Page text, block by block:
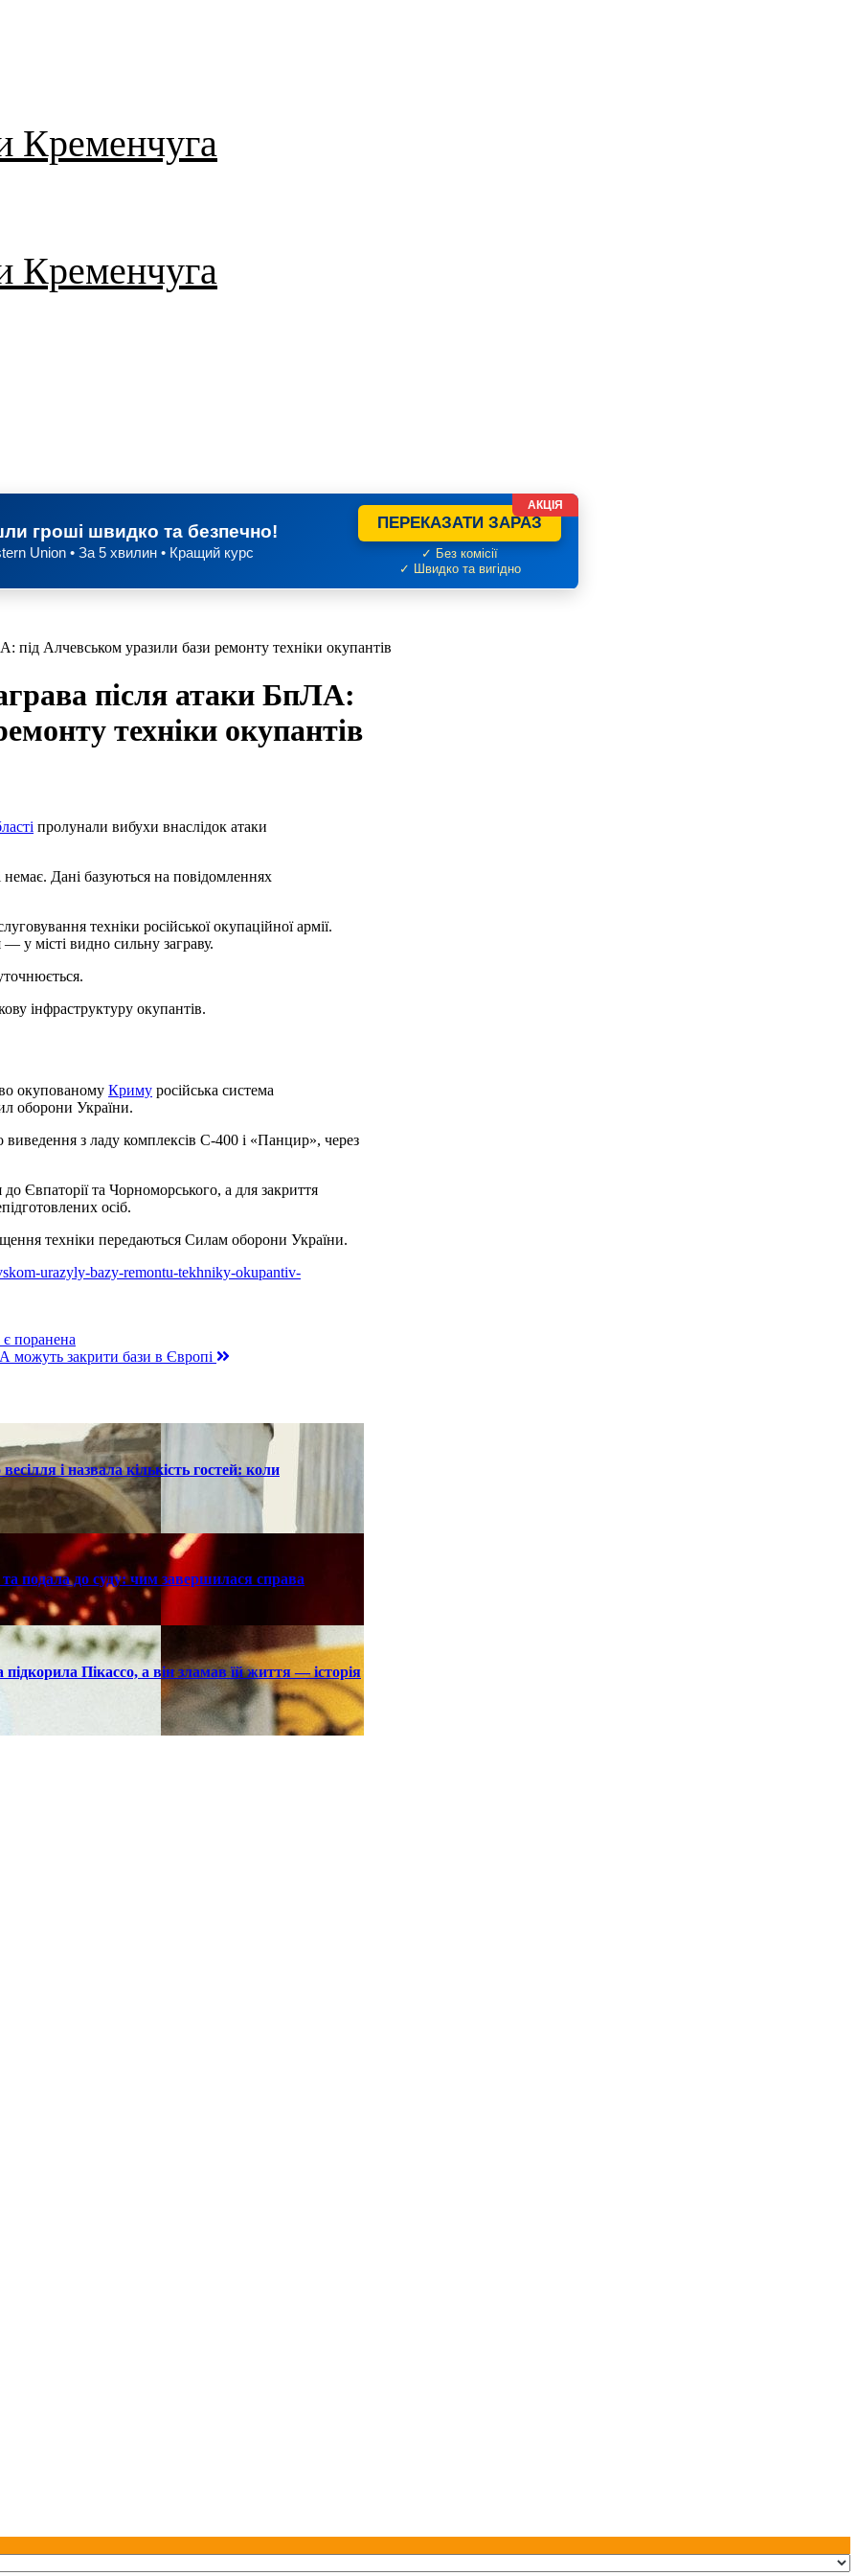
Кременчуга
Кременчуга
гроші швидко та безпечно!
Union • За 5 хвилин • Кращий курс
ПЕРЕКАЗАТИ ЗАРАЗ
✓ Без комісії
✓ Швидко та вигідно
АКЦІЯ
під Алчевськом уразили бази ремонту техніки окупантів
після атаки БпЛА:
техніки окупантів
пролунали вибухи внаслідок атаки
немає. Дані базуються на повідомленнях
техніки російської окупаційної армії.
у місті видно сильну заграву.
інфраструктуру окупантів.
окупованому Криму російська система
оборони України.
з ладу комплексів С-400 і «Панцир», через
Євпаторії та Чорноморського, а для закриття
осіб.
техніки передаються Силам оборони України.
urazyly-bazy-remontu-tekhniky-okupantiv-
поранена
закрити бази в Європі
і назвала кількість гостей: коли
подала до суду: чим завершилася справа
Пікассо, а він зламав їй життя — історія